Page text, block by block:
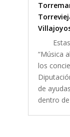
“Música
los
de
dentro de